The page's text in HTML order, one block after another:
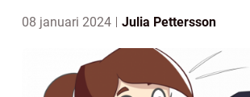
08 januari 2024 Julia Pettersson